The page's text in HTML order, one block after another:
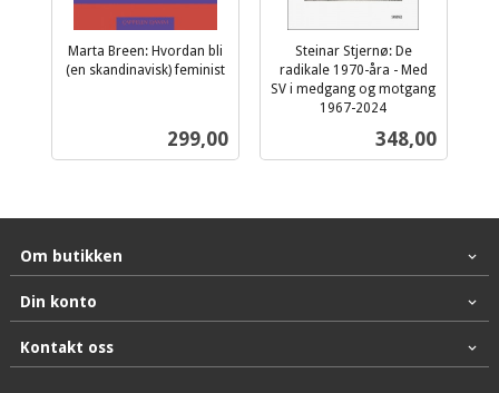
Marta Breen: Hvordan bli
(en skandinavisk) feminist
Pris
299,00
Steinar Stjernø: De
radikale 1970-åra - Med
SV i medgang og motgang
1967-2024
Pris
348,00
Om butikken
Din konto
Kontakt oss